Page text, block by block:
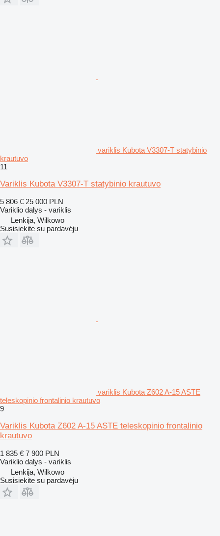
variklis Kubota V3307-T statybinio
krautuvo
11
Variklis Kubota V3307-T statybinio krautuvo
5 806 € 25 000 PLN
Variklio dalys - variklis
Lenkija, Wilkowo
Susisiekite su pardavėju
variklis Kubota Z602 A-15 ASTE
teleskopinio frontalinio krautuvo
9
Variklis Kubota Z602 A-15 ASTE teleskopinio frontalinio
krautuvo
1 835 € 7 900 PLN
Variklio dalys - variklis
Lenkija, Wilkowo
Susisiekite su pardavėju